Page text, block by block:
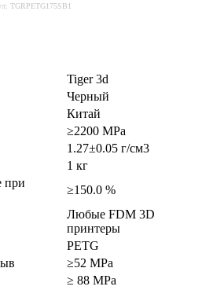
TGRPETG175SB1
Tiger 3d
Черный
Китай
≥2200 MPa
1.27±0.05 г/см3
1 кг
при
≥150.0 %
Любые FDM 3D
принтеры
PETG
≥52 MPa
≥ 88 MPa